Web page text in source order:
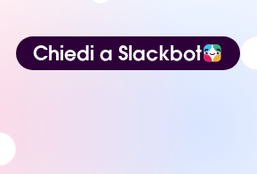
Chiedi a Slackbot